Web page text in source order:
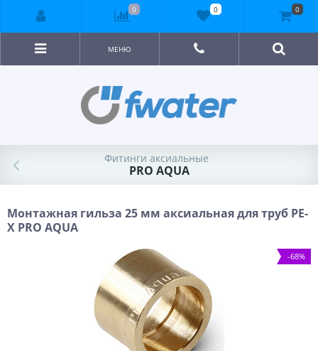
МЕНЮ
Фитинги аксиальные
PRO AQUA
Монтажная гильза 25 мм аксиальная для труб PE-
X PRO AQUA
-68%
0 0 0